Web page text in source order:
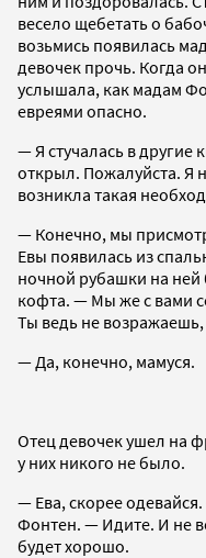
весело щебетать о
возьмись появилась
девочек прочь. Когда
услышала, как мадам
евреями опасно.
— Я стучалась в
открыл. Пожалуйста. Я
возникла такая
— Конечно, мы
Евы появилась из
ночной рубашки на ней
кофта. — Мы же с вами
Ты ведь не
— Да, конечно, мамуся.
Отец девочек ушел на
у них никого не было.
— Ева, скорее
Фонтен. — Идите. И не
будет хорошо.